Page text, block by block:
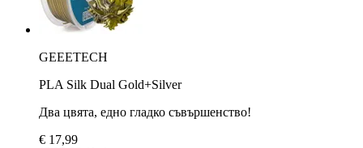
GEEETECH
PLA Silk Dual Gold+Silver
Два цвята, едно гладко съвършенство!
€ 17,99